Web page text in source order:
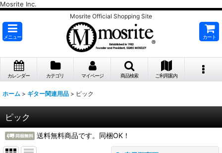
Mosrite Inc.
Mosrite Official Shopping Site
メニュー カート
カレンダー カテゴリ マイページ 商品検索 ご利用案内
ホーム > ギター関連用品 > ピック
ピック
送料無料商品です。同梱OK！